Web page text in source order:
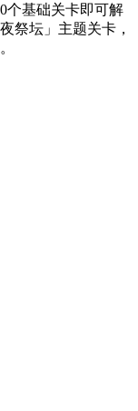
个基础关卡即可解
祭坛」主题关卡，